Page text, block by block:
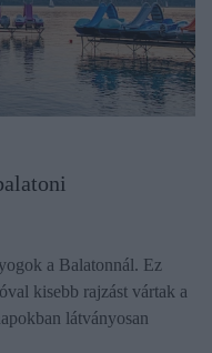
a Balatonnál. Ez
kisebb rajzást vártak a
látványosan